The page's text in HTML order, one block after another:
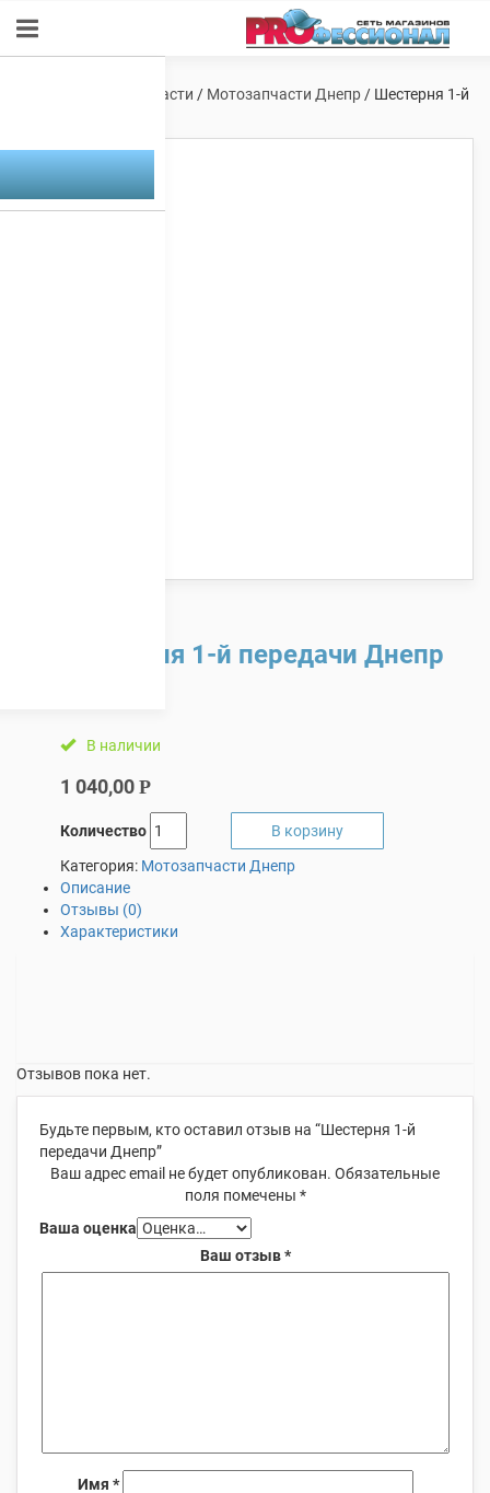
Мотозапчасти / Мотозапчасти Днепр / Шестерня 1-й
Шестерня 1-й передачи Днепр
В наличии
1 040,00 Р
Количество
В корзину
Категория: Мотозапчасти Днепр
Описание
Отзывы (0)
Характеристики
Отзывов пока нет.
Будьте первым, кто оставил отзыв на “Шестерня 1-й
передачи Днепр”
Ваш адрес email не будет опубликован. Обязательные
поля помечены *
Ваша оценка
Ваш отзыв*
Имя *